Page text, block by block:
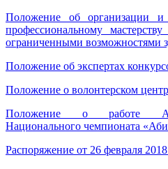
Положение об организации и
профессиональному
ограниченными возможностями
Положение об экспертах
Положение о волонтерском
Положение о работе
Национального чемпионата
Распоряжение от 26 февраля